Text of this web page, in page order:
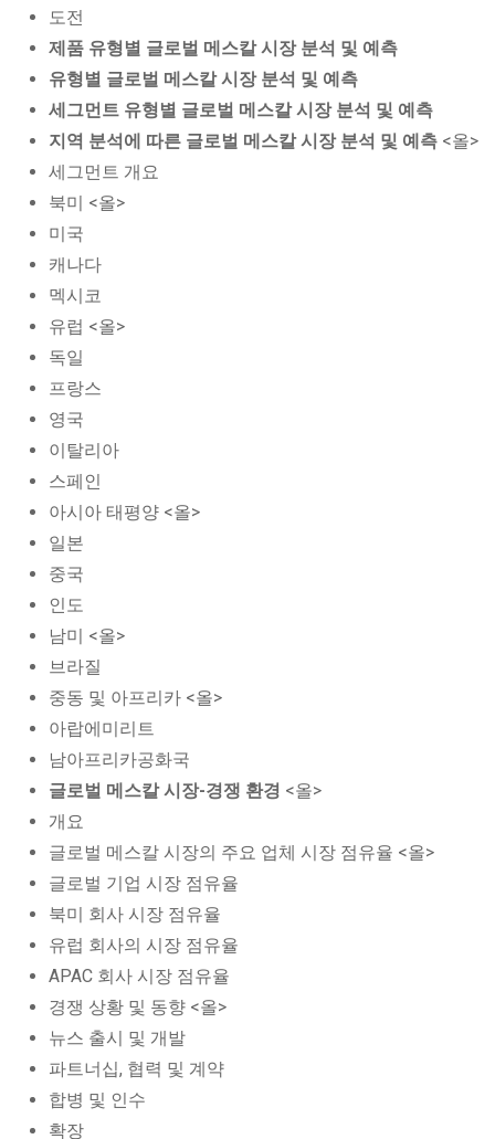
도전
제품 유형별 글로벌 메스칼 시장 분석 및 예측
유형별 글로벌 메스칼 시장 분석 및 예측
세그먼트 유형별 글로벌 메스칼 시장 분석 및 예측
지역 분석에 따른 글로벌 메스칼 시장 분석 및 예측 <올>
세그먼트 개요
북미 <올>
미국
캐나다
멕시코
유럽 <올>
독일
프랑스
영국
이탈리아
스페인
아시아 태평양 <올>
일본
중국
인도
남미 <올>
브라질
중동 및 아프리카 <올>
아랍에미리트
남아프리카공화국
글로벌 메스칼 시장-경쟁 환경 <올>
개요
글로벌 메스칼 시장의 주요 업체 시장 점유율 <올>
글로벌 기업 시장 점유율
북미 회사 시장 점유율
유럽 회사의 시장 점유율
APAC 회사 시장 점유율
경쟁 상황 및 동향 <올>
뉴스 출시 및 개발
파트너십, 협력 및 계약
합병 및 인수
확장